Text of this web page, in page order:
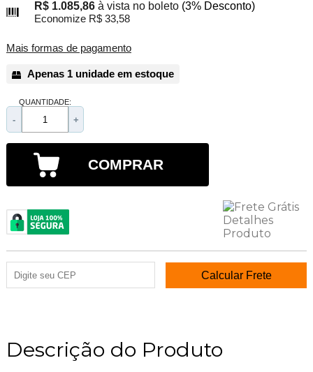
R$ 1.085,86 à vista no boleto (3% Desconto)
Economize R$ 33,58
Mais formas de pagamento
Apenas 1 unidade em estoque
QUANTIDADE:
- +
COMPRAR
Descrição do Produto